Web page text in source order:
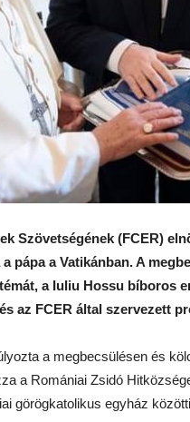
Szövetségének (FCER)
pápa a Vatikánban. A
a Iuliu Hossu bíboros
az FCER által szervezett
a megbecsülésen és
a Romániai Zsidó
görögkatolikus egyház